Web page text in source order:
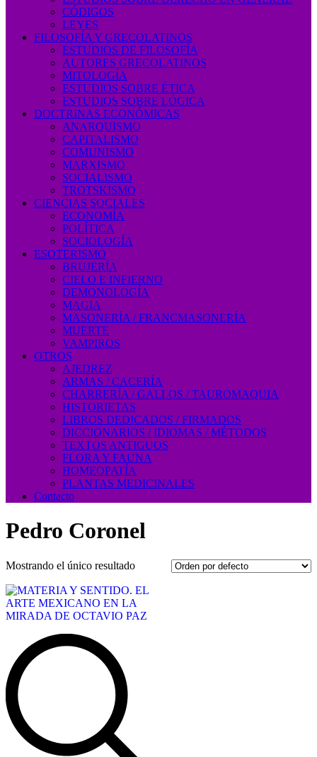
CÓDIGOS
LEYES
FILOSOFÍA Y GRECOLATINOS
ESTUDIOS DE FILOSOFÍA
AUTORES GRECOLATINOS
MITOLOGÍA
ESTUDIOS SOBRE ÉTICA
ESTUDIOS SOBRE LÓGICA
DOCTRINAS ECONÓMICAS
ANARQUISMO
CAPITALISMO
COMUNISMO
MARXISMO
SOCIALISMO
TROTSKISMO
CIENCIAS SOCIALES
ECONOMÍA
POLÍTICA
SOCIOLOGÍA
ESOTERISMO
BRUJERÍA
CIELO E INFIERNO
DEMONOLOGÍA
MAGIA
MASONERÍA / FRANCMASONERÍA
MUERTE
VAMPIROS
OTROS
AJEDREZ
ARMAS / CACERÍA
CHARRERÍA / GALLOS / TAUROMAQUIA
HISTORIETAS
LIBROS DEDICADOS / FIRMADOS
DICCIONARIOS / IDIOMAS / MÉTODOS
TEXTOS ANTIGUOS
FLORA Y FAUNA
HOMEOPATÍA
PLANTAS MEDICINALES
Contacto
Pedro Coronel
Mostrando el único resultado